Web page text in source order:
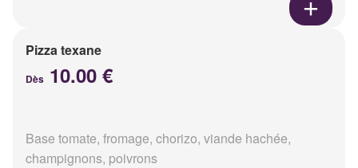
Pizza texane
Dès 10.00 €
Base tomate, fromage, chorizo, viande hachée,
champignons, poivrons